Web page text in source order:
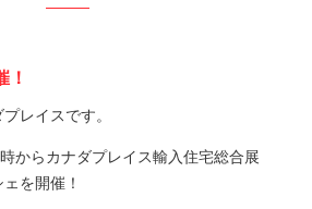
！
レイスです。
からカナダプレイス輸入住宅総合展
を開催！